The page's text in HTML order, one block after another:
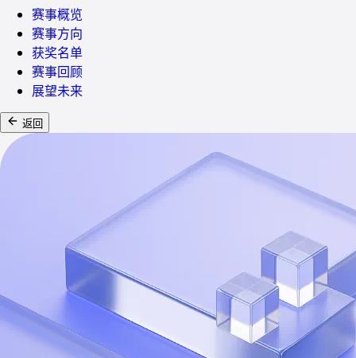
赛事概览
赛事方向
获奖名单
赛事回顾
展望未来
返回